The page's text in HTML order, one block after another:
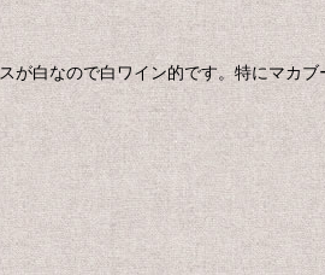
が白なので白ワイン的です。特にマカ